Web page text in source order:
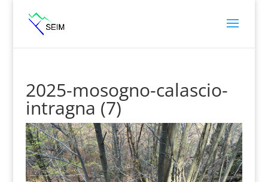
2025-mosogno-calascio-
intragna (7)